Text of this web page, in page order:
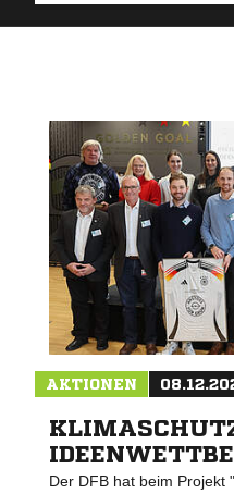
AKTIONEN
Der DFB hat beim Projekt